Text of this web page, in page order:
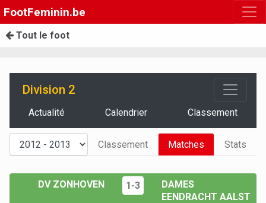
FootFeminin.be
Tout le foot
Division 2
Actualité Calendrier Classement
Classement Matches Stats
DV ZONHOVEN 1-3
DAMES
EENDRACHT AALST